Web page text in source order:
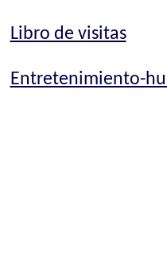
Libro de visitas
Entretenimiento-